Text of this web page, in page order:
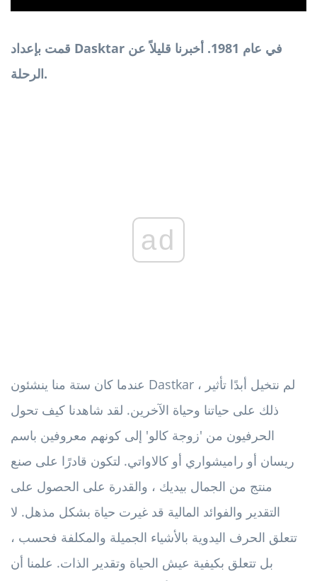
قمت بإعداد Dasktar في عام 1981. أخبرنا قليلاً عن
الرحلة.
ad
عندما كان ستة منا ينشئون Dastkar ، لم نتخيل أبدًا تأثير
ذلك على حياتنا وحياة الآخرين. لقد شاهدنا كيف تحول
الحرفيون من 'زوجة كالو' إلى كونهم معروفين باسم
ريسان أو راميشواري أو كالاواتي. لتكون قادرًا على صنع
منتج من الجمال بيديك ، والقدرة على الحصول على
التقدير والفوائد المالية قد غيرت حياة بشكل مذهل. لا
تتعلق الحرف اليدوية بالأشياء الجميلة والمكلفة فحسب ،
بل تتعلق بكيفية عيش الحياة وتقدير الذات. علمنا أن